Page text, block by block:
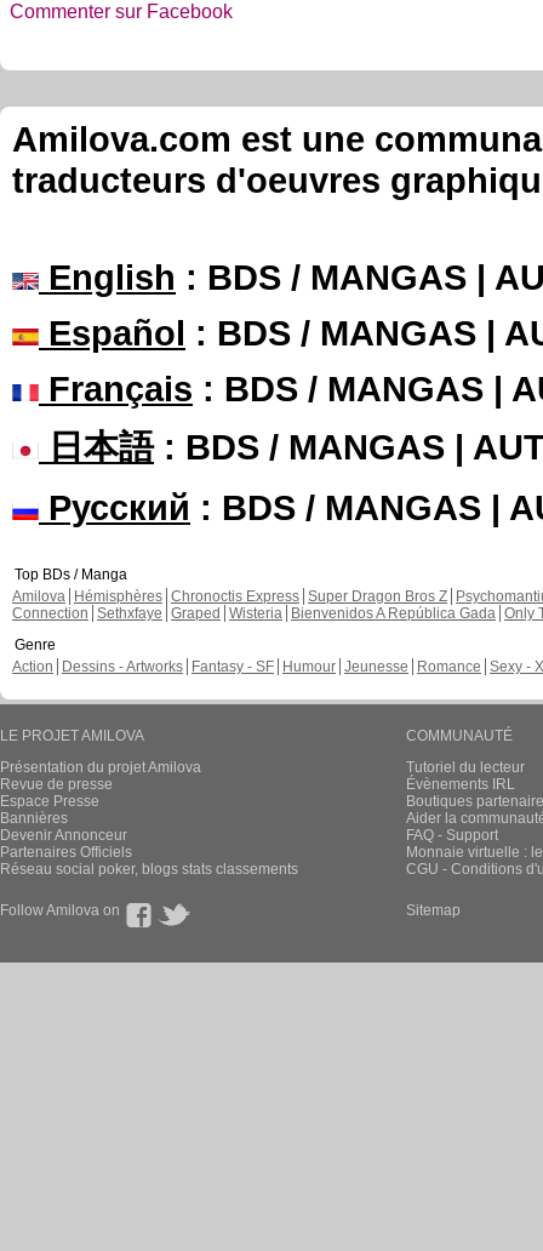
Commenter sur Facebook
Amilova.com est une
traducteurs d'oeuvres
English : BDS / MANGAS |
Español : BDS / MANGAS |
Français : BDS / MANGAS |
日本語: BDS / MANGAS |
Русский : BDS / MANGAS |
Top BDs / Manga
Amilova
Hémisphères Chronoctis Express Super Dragon Bros Z
Connection Sethxfaye Graped Wisteria Bienvenidos A República Gada Only
Genre
Action
Dessins - Artworks Fantasy - SF Humour Jeunesse Romance Sexy -
LE PROJET AMILOVA
Présentation du projet Amilova
Revue de presse
Espace Presse
Bannières
Devenir Annonceur
Partenaires Officiels
Réseau social poker, blogs stats classements
COMMUNAUTÉ
Tutoriel du lecteur
Évènements IRL
Boutiques
Aider la
FAQ - Support
Monnaie virtuelle :
CGU - Conditions
Follow Amilova on Sitemap